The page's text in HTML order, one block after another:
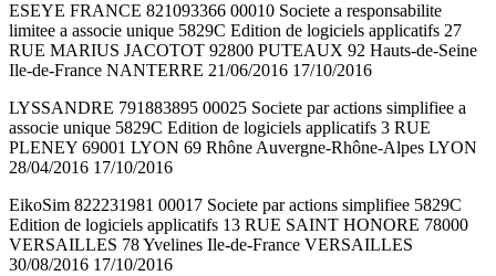
ESEYE FRANCE 821093366 00010 Societe a responsabilite
limitee a associe unique 5829C Edition de logiciels applicatifs 27
RUE MARIUS JACOTOT 92800 PUTEAUX 92 Hauts-de-Seine
Ile-de-France NANTERRE 21/06/2016 17/10/2016
LYSSANDRE 791883895 00025 Societe par actions simplifiee a
associe unique 5829C Edition de logiciels applicatifs 3 RUE
PLENEY 69001 LYON 69 Rhône Auvergne-Rhône-Alpes LYON
28/04/2016 17/10/2016
EikoSim 822231981 00017 Societe par actions simplifiee 5829C
Edition de logiciels applicatifs 13 RUE SAINT HONORE 78000
VERSAILLES 78 Yvelines Ile-de-France VERSAILLES
30/08/2016 17/10/2016